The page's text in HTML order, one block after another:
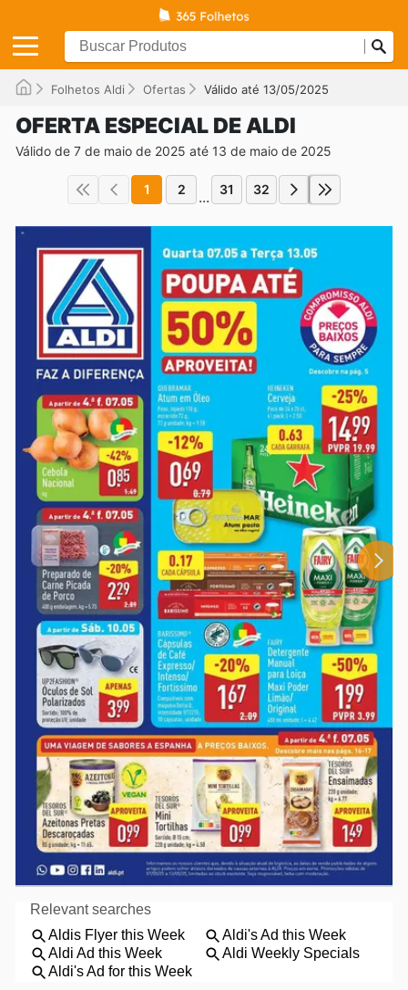
Folhetos Aldi Ofertas Válido até 13/05/2025
OFERTA ESPECIAL DE ALDI
Válido de 7 de maio de 2025 até 13 de maio de 2025
1 2 ... 31 32